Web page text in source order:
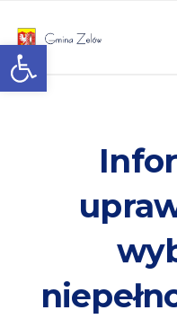
Otwórz pasek